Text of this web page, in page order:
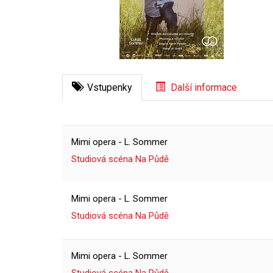
Vstupenky Další informace
Mimi opera - L. Sommer
Studiová scéna Na Půdě
Mimi opera - L. Sommer
Studiová scéna Na Půdě
Mimi opera - L. Sommer